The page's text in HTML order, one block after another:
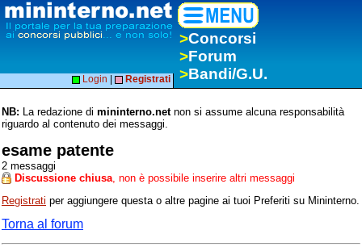
>Concorsi
>Forum
>Bandi/G.U.
Login Registrati
NB: La redazione di mininterno.netnon si assume alcuna responsabilità
riguardo al contenuto dei messaggi.
esame patente
2 messaggi
Discussione chiusa , non è possibile inserire altri messaggi
Registrati per aggiungere questa o altre pagine ai tuoi Preferiti su Mininterno.
Torna al forum